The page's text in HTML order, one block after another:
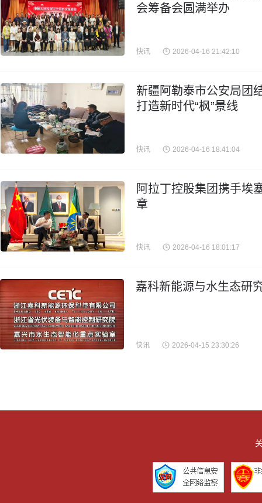
会筹备会圆满举办
快讯 2026-04-16 21:42:10
新疆阿勒泰市公安局团
打造新时代“枫”景线
快讯 2026-04-16 18:41:04
阿拉丁控股集团携手埃
章
快讯 2026-04-16 18:01:17
嘉科新能源与水生态研
快讯 2026-04-15 23:30:26